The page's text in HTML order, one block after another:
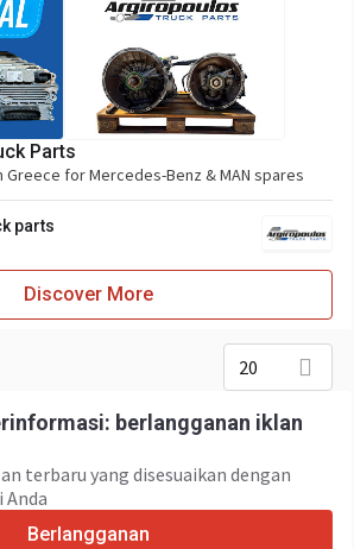
Parts
for Mercedes-Benz & MAN spares
parts
Discover More
20
berlangganan iklan
terbaru yang disesuaikan dengan
Anda
Berlangganan